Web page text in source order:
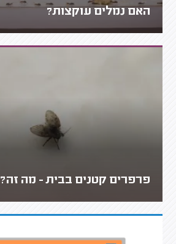
האם נמלים עוקצות?
פרפרים קטנים בבית - מה זה?